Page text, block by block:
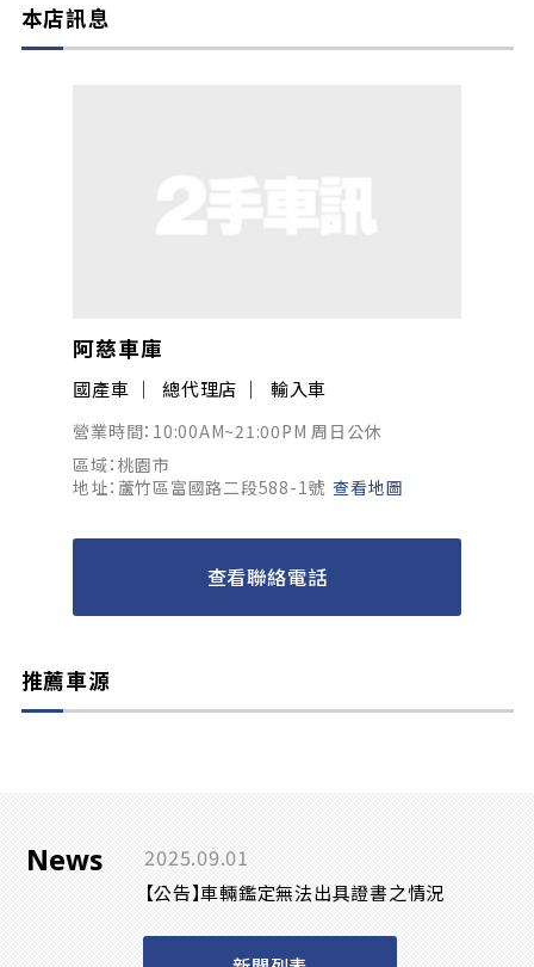
本店訊息
阿慈車庫
國產車 總代理店 輸入車
營業時間：10:00AM~21:00PM 周日公休
區域：桃園市
地址：蘆竹區富國路二段588-1號 查看地圖
查看聯絡電話
推薦車源
News 2025.09.01
【公告】車輛鑑定無法出具證書之情況